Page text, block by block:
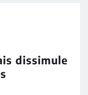
dissimule